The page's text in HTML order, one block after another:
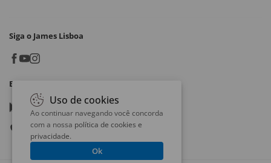
Siga o James Lisboa
Baixe o App
Google play
App store
Uso de cookies
Ao continuar navegando você concorda
com a nossa política de cookies e
privacidade.
Ok